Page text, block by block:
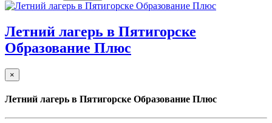
Летний лагерь в Пятигорске
Образование Плюс
×
Летний лагерь в Пятигорске Образование Плюс